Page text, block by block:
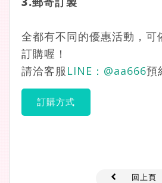
全都有不同的優惠活動，可
訂購喔！
請洽客服 LINE： @aa666預
訂購方式
回上頁